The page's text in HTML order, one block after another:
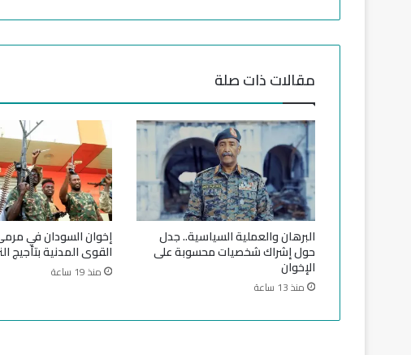
ا
ا
ب
ر
ه
ن
ه
ل
ي
ق
ط
ع
ع
ا
ي
ا
ع
ا
ل
س
ر
ي
ع
.
.
ي
مقالات ذات صلة
البرهان والعملية السياسية.. جدل
حول إشراك شخصيات محسوبة على
الإخوان
منذ 13 ساعة
إخوان السودان في
القوى المدنية بتأجيج
منذ 19 ساعة